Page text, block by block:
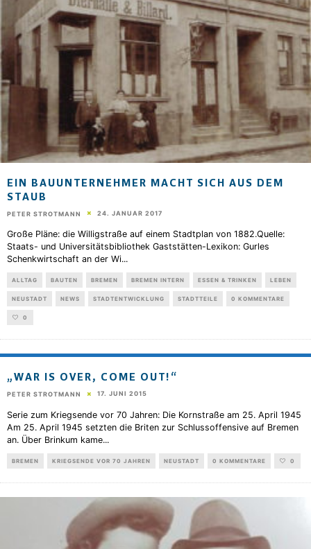
EIN BAUUNTERNEHMER MACHT SICH AUS DEM
STAUB
PETER STROTMANN 24. JANUAR 2017
Große Pläne: die Willigstraße auf einem Stadtplan von 1882.Quelle:
Staats- und Universitätsbibliothek Gaststätten-Lexikon: Gurles
Schenkwirtschaft an der Wi...
ALLTAG BAUTEN BREMEN BREMEN INTERN ESSEN & TRINKEN LEBEN
NEUSTADT NEWS STADTENTWICKLUNG STADTTEILE 0 KOMMENTARE
0
„WAR IS OVER, COME OUT!“
PETER STROTMANN 17. JUNI 2015
Serie zum Kriegsende vor 70 Jahren: Die Kornstraße am 25. April 1945
Am 25. April 1945 setzten die Briten zur Schlussoffensive auf Bremen
an. Über Brinkum kame...
BREMEN KRIEGSENDE VOR 70 JAHREN NEUSTADT 0 KOMMENTARE 0